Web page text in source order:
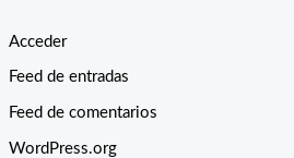
Acceder
Feed de entradas
Feed de comentarios
WordPress.org